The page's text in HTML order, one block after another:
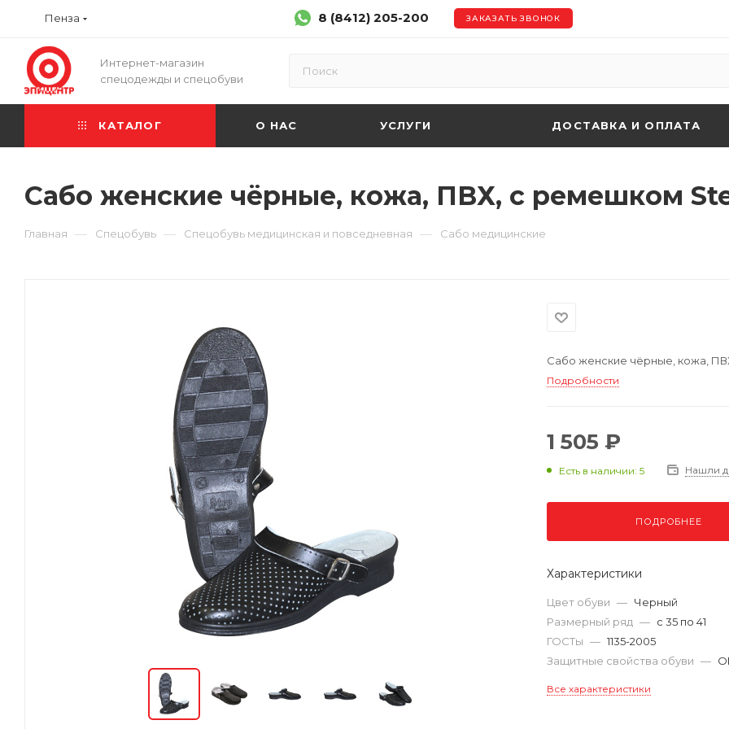
Пенза 8 (8412) 205-200 ЗАКАЗАТЬ ЗВОНОК
Интернет-магазин
спецодежды и спецобуви
КАТАЛОГ О НАС УСЛУГИ ДОСТАВКА И ОПЛАТА
Сабо женские чёрные, кожа, ПВХ, с ремешком
Главная — Спецобувь — Спецобувь медицинская и повседневная — Сабо медицинские
Сабо женские чёрные, кожа,
Подробности
1 505 ₽
Есть в наличии: 5 Нашли
ПОДРОБНЕЕ
Характеристики
Цвет обуви — Черный
Размерный ряд — с 35 по 41
ГОСТы — 1135-2005
Защитные свойства обуви —
Все характеристики